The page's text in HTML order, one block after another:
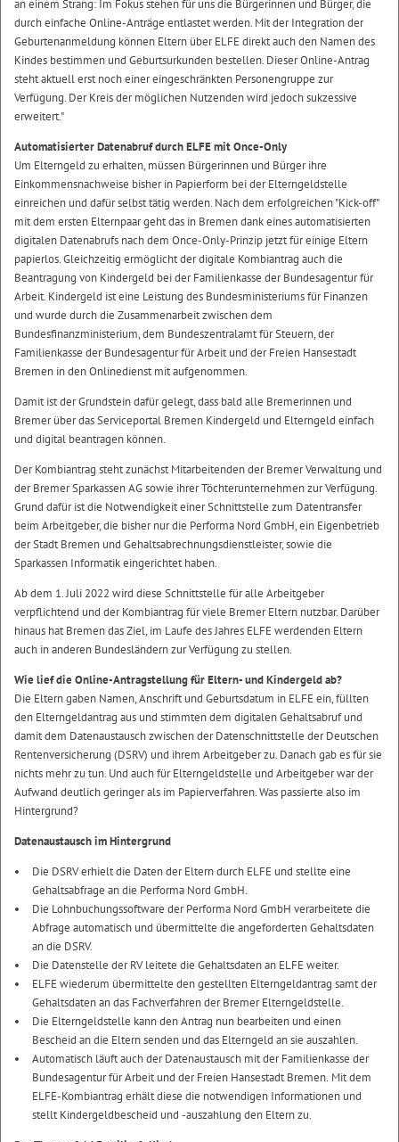
an einem Strang: Im Fokus stehen für uns die Bürgerinnen und Bürger, die
durch einfache Online-Anträge entlastet werden. Mit der Integration der
Geburtenanmeldung können Eltern über ELFE direkt auch den Namen des
Kindes bestimmen und Geburtsurkunden bestellen. Dieser Online-Antrag
steht aktuell erst noch einer eingeschränkten Personengruppe zur
Verfügung. Der Kreis der möglichen Nutzenden wird jedoch sukzessive
erweitert."
Automatisierter Datenabruf durch ELFE mit Once-Only
Um Elterngeld zu erhalten, müssen Bürgerinnen und Bürger ihre
Einkommensnachweise bisher in Papierform bei der Elterngeldstelle
einreichen und dafür selbst tätig werden. Nach dem erfolgreichen "Kick-off"
mit dem ersten Elternpaar geht das in Bremen dank eines automatisierten
digitalen Datenabrufs nach dem Once-Only-Prinzip jetzt für einige Eltern
papierlos. Gleichzeitig ermöglicht der digitale Kombiantrag auch die
Beantragung von Kindergeld bei der Familienkasse der Bundesagentur für
Arbeit. Kindergeld ist eine Leistung des Bundesministeriums für Finanzen
und wurde durch die Zusammenarbeit zwischen dem
Bundesfinanzministerium, dem Bundeszentralamt für Steuern, der
Familienkasse der Bundesagentur für Arbeit und der Freien Hansestadt
Bremen in den Onlinedienst mit aufgenommen.
Damit ist der Grundstein dafür gelegt, dass bald alle Bremerinnen und
Bremer über das Serviceportal Bremen Kindergeld und Elterngeld einfach
und digital beantragen können.
Der Kombiantrag steht zunächst Mitarbeitenden der Bremer Verwaltung und
der Bremer Sparkassen AG sowie ihrer Töchterunternehmen zur Verfügung.
Grund dafür ist die Notwendigkeit einer Schnittstelle zum Datentransfer
beim Arbeitgeber, die bisher nur die Performa Nord GmbH, ein Eigenbetrieb
der Stadt Bremen und Gehaltsabrechnungsdienstleister, sowie die
Sparkassen Informatik eingerichtet haben.
Ab dem 1. Juli 2022 wird diese Schnittstelle für alle Arbeitgeber
verpflichtend und der Kombiantrag für viele Bremer Eltern nutzbar. Darüber
hinaus hat Bremen das Ziel, im Laufe des Jahres ELFE werdenden Eltern
auch in anderen Bundesländern zur Verfügung zu stellen.
Wie lief die Online-Antragstellung für Eltern- und Kindergeld ab?
Die Eltern gaben Namen, Anschrift und Geburtsdatum in ELFE ein, füllten
den Elterngeldantrag aus und stimmten dem digitalen Gehaltsabruf und
damit dem Datenaustausch zwischen der Datenschnittstelle der Deutschen
Rentenversicherung (DSRV) und ihrem Arbeitgeber zu. Danach gab es für sie
nichts mehr zu tun. Und auch für Elterngeldstelle und Arbeitgeber war der
Aufwand deutlich geringer als im Papierverfahren. Was passierte also im
Hintergrund?
Datenaustausch im Hintergrund
Die DSRV erhielt die Daten der Eltern durch ELFE und stellte eine
Gehaltsabfrage an die Performa Nord GmbH.
Die Lohnbuchungssoftware der Performa Nord GmbH verarbeitete die
Abfrage automatisch und übermittelte die angeforderten Gehaltsdaten
an die DSRV.
Die Datenstelle der RV leitete die Gehaltsdaten an ELFE weiter.
ELFE wiederum übermittelte den gestellten Elterngeldantrag samt der
Gehaltsdaten an das Fachverfahren der Bremer Elterngeldstelle.
Die Elterngeldstelle kann den Antrag nun bearbeiten und einen
Bescheid an die Eltern senden und das Elterngeld an sie auszahlen.
Automatisch läuft auch der Datenaustausch mit der Familienkasse der
Bundesagentur für Arbeit und der Freien Hansestadt Bremen. Mit dem
ELFE-Kombiantrag erhält diese die notwendigen Informationen und
stellt Kindergeldbescheid und -auszahlung den Eltern zu.